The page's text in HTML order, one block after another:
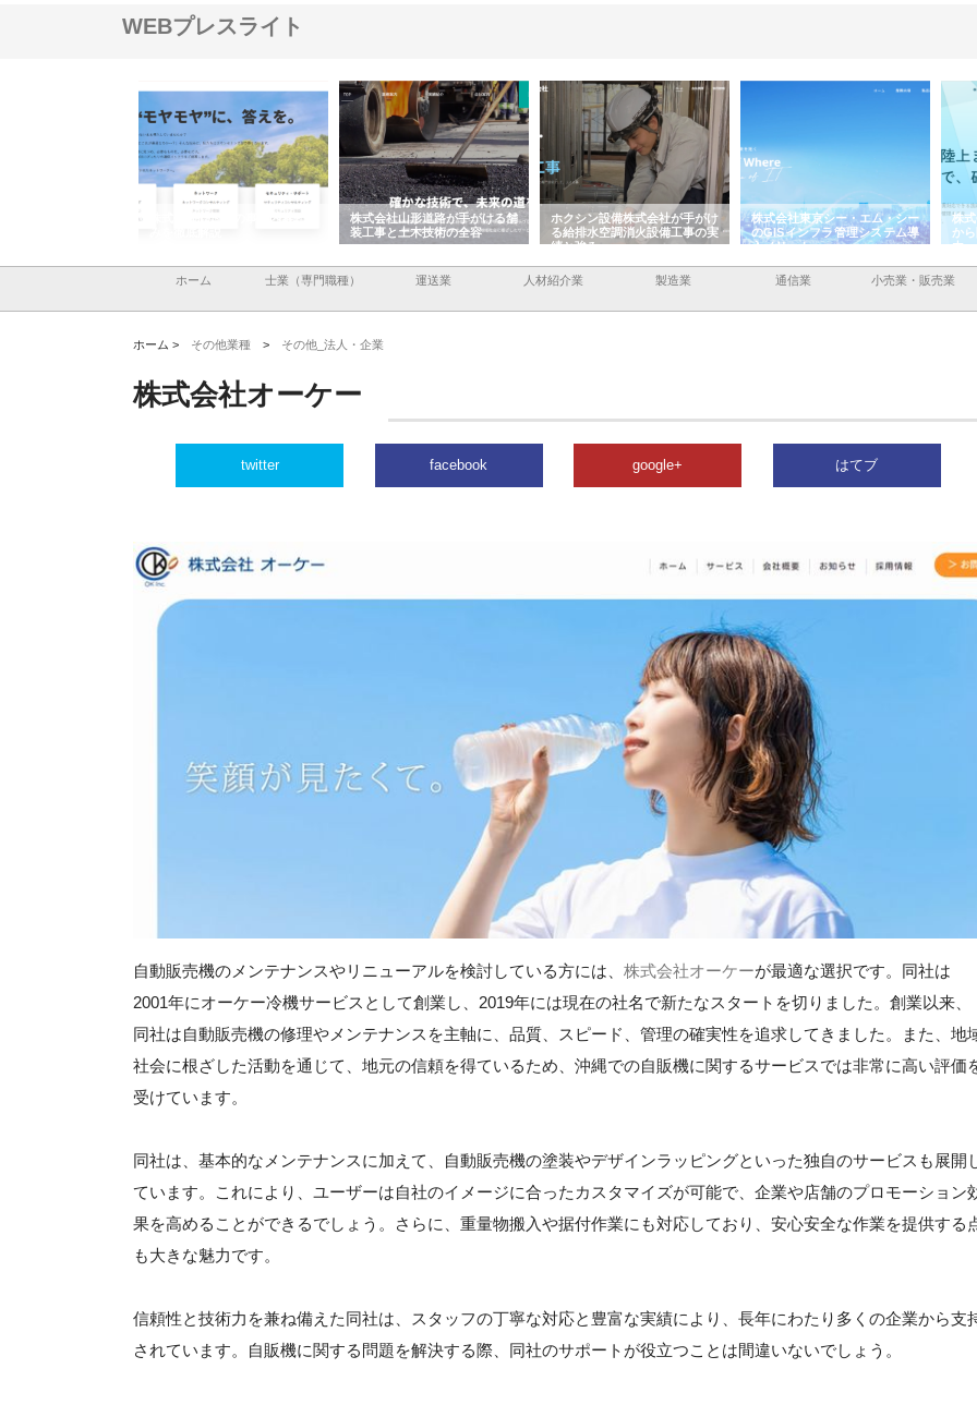
WEBプレスライト
株式会社ＣＳＡの事業内容と強
株式会社山形道路が手がける舗
装工事と土木技術の全容
ホクシン設備株式会社が手がけ
る給排水空調消火設備工事の実
績と強み
株式会社東京シー・エム・シー
のGISインフラ管理システム導
入メリット
株
か
由
ホーム 士業（専門職種） 運送業 人材紹介業 製造業 通信業 小売業・販売業
ホーム > その他業種 > その他_法人・企業
株式会社オーケー
twitter facebook google+ はてブ
自動販売機のメンテナンスやリニューアルを検討している方には、 株式会社オーケーが最適な選択です。同社は
2001年にオーケー冷機サービスとして創業し、2019年には現在の社名で新たなスタートを切りました。創業以来、
同社は自動販売機の修理やメンテナンスを主軸に、品質、スピード、管理の確実性を追求してきました。また、地
社会に根ざした活動を通じて、地元の信頼を得ているため、沖縄での自販機に関するサービスでは非常に高い評価
受けています。
同社は、基本的なメンテナンスに加えて、自動販売機の塗装やデザインラッピングといった独自のサービスも展開
ています。これにより、ユーザーは自社のイメージに合ったカスタマイズが可能で、企業や店舗のプロモーション
果を高めることができるでしょう。さらに、重量物搬入や据付作業にも対応しており、安心安全な作業を提供する
も大きな魅力です。
信頼性と技術力を兼ね備えた同社は、スタッフの丁寧な対応と豊富な実績により、長年にわたり多くの企業から支
されています。自販機に関する問題を解決する際、同社のサポートが役立つことは間違いないでしょう。